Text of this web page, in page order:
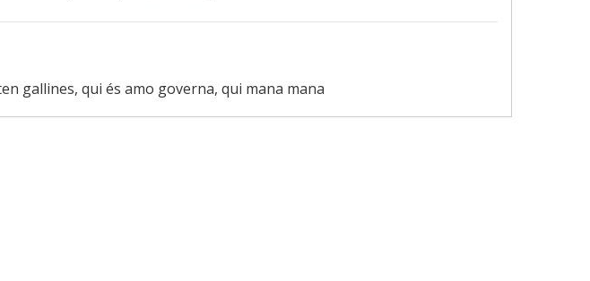
gallines, qui és amo governa, qui mana mana